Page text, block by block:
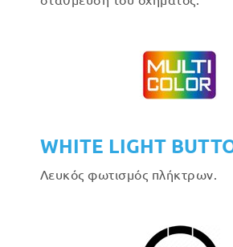
WHITE LIGHT
Λευκός φωτισμός πλήκτρων.